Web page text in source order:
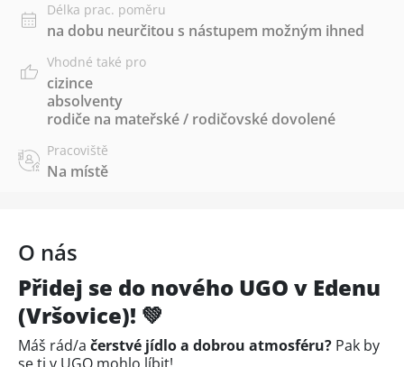
Délka prac. poměru
na dobu neurčitou s nástupem možným ihned
Vhodné také pro
cizince
absolventy
rodiče na mateřské / rodičovské dovolené
Pracoviště
Na místě
O nás
Přidej se do nového UGO v Edenu
(Vršovice)! 💚
Máš rád/a čerstvé jídlo a dobrou atmosféru? Pak by